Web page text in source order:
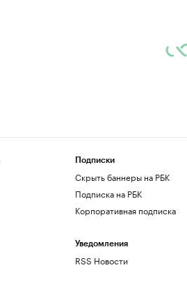
Подписки
Скрыть баннеры на РБК
Подписка на РБК
Корпоративная подписка
Уведомления
RSS Новости